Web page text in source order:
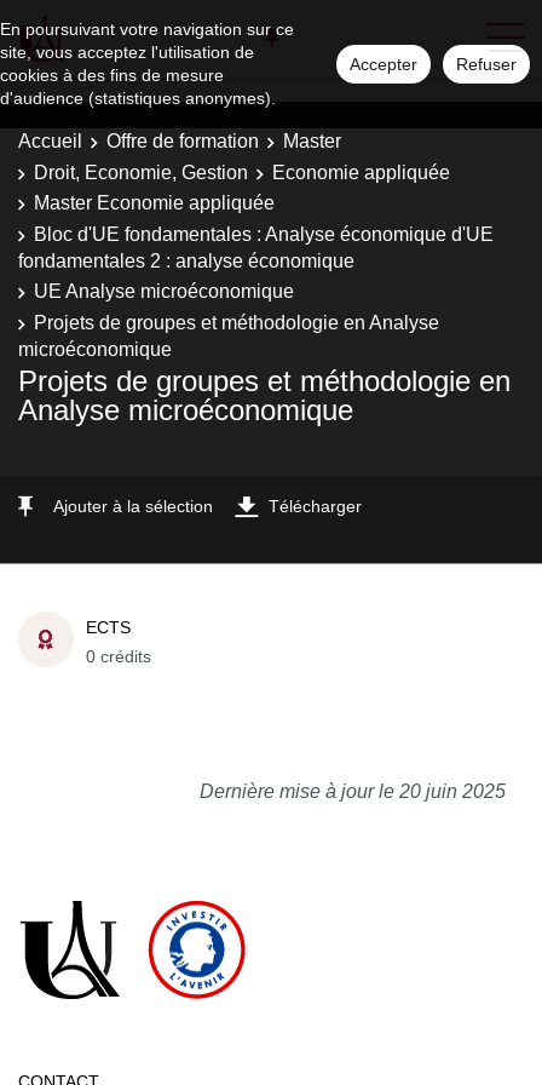
En poursuivant votre navigation sur ce
site, vous acceptez l'utilisation de
cookies à des fins de mesure
d'audience (statistiques anonymes).
Accepter Refuser
Accueil Offre de formation
Master
Droit, Economie, Gestion
Economie appliquée
Master Economie appliquée
Bloc d'UE fondamentales : Analyse économique d'UE
fondamentales 2 : analyse économique
UE Analyse microéconomique
Projets de groupes et méthodologie en Analyse
microéconomique
Projets de groupes et méthodologie en
Analyse microéconomique
Ajouter à la sélection Télécharger
ECTS
0 crédits
Dernière mise à jour le 20 juin 2025